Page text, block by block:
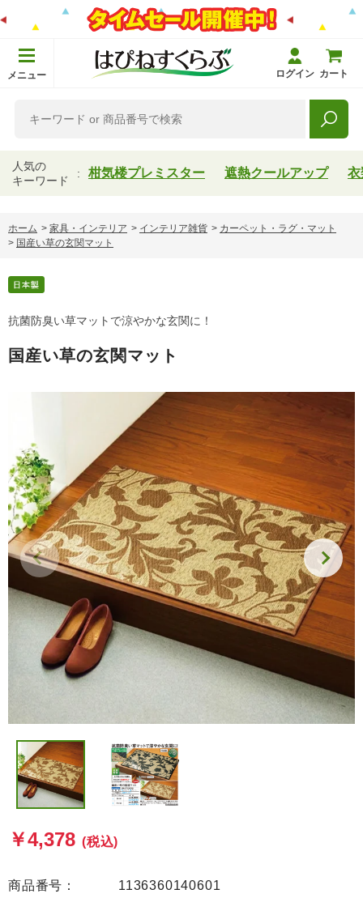
メニュー ログイン カート
人気の
キーワード
柑気楼プレミスター 遮熱クールアップ 衣
ホーム > 家具・インテリア > インテリア雑貨 > カーペット・ラグ・マット
> 国産い草の玄関マット
抗菌防臭い草マットで涼やかな玄関に！
国産い草の玄関マット
￥4,378 (税込)
商品番号：
1136360140601